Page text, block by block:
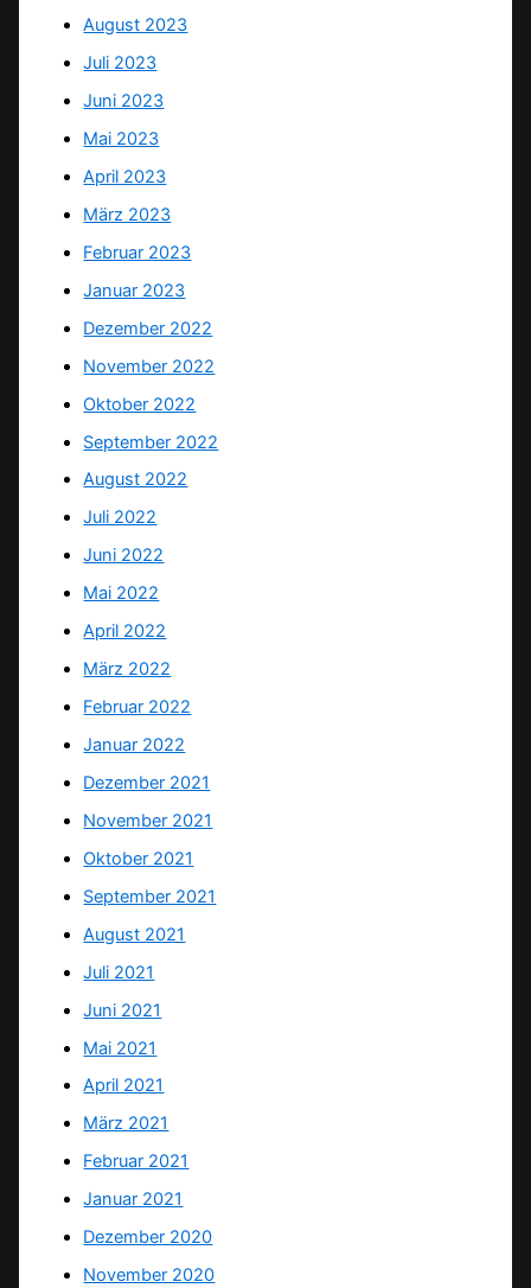
August 2023
Juli 2023
Juni 2023
Mai 2023
April 2023
März 2023
Februar 2023
Januar 2023
Dezember 2022
November 2022
Oktober 2022
September 2022
August 2022
Juli 2022
Juni 2022
Mai 2022
April 2022
März 2022
Februar 2022
Januar 2022
Dezember 2021
November 2021
Oktober 2021
September 2021
August 2021
Juli 2021
Juni 2021
Mai 2021
April 2021
März 2021
Februar 2021
Januar 2021
Dezember 2020
November 2020